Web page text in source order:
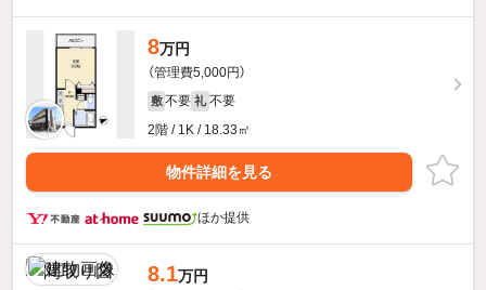
8万円
（管理費5,000円）
敷 不要 礼 不要
2階 / 1K / 18.33㎡
物件詳細を見る
ほか提供
8.1万円